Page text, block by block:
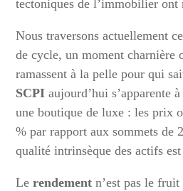
tectoniques de l’immobilier ont
Nous traversons actuellement
de cycle, un moment charnière
ramassent à la pelle pour qui
SCPI aujourd’hui s’apparente
une boutique de luxe : les prix
% par rapport aux sommets de
qualité intrinsèque des actifs
Lerendement n’est pas le